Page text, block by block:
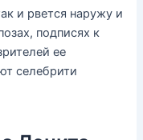
и рвется наружу и
подписях к
ее
селебрити